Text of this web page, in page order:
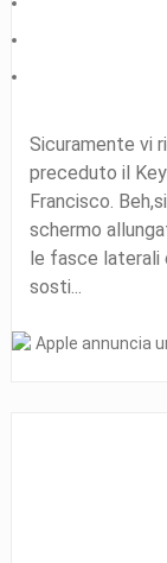
Sicuramente vi
preceduto il
Francisco.
schermo
le fasce laterali
sosti...